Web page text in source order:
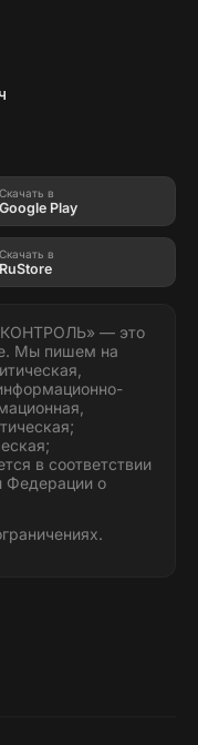
Скачать в
Google Play
Скачать в
RuStore
КОНТРОЛЬ» — это
Мы пишем на
в соответствии
Федерации о